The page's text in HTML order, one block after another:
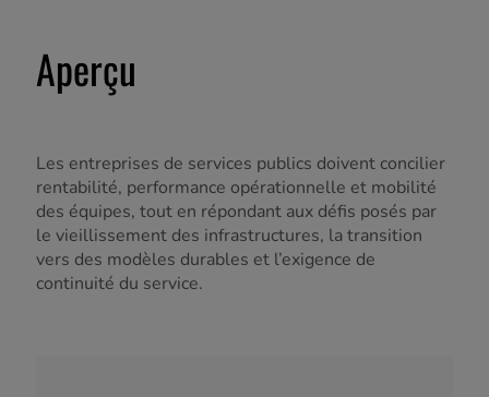
Aperçu
Les entreprises de services publics doivent concilier
rentabilité, performance opérationnelle et mobilité
des équipes, tout en répondant aux défis posés par
le vieillissement des infrastructures, la transition
vers des modèles durables et l’exigence de
continuité du service.